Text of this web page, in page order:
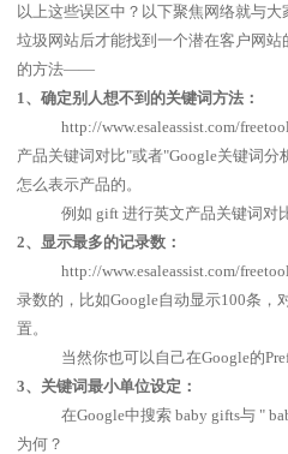
以上这些误区中？以下聚焦网络就与
垃圾网站后才能找到一个潜在客户网
的方法——
1、确定别人想不到的关键词方法：
http://www.esaleassist.com/
产品关键词对比"或者"Google关键词分
怎么表示产品的。
例如 gift 进行英文产品关键词对
2、显示最多的记录数：
http://www.esaleassist.com/
录数的，比如Google自动显示100条，
置。
当然你也可以自己在Google的
3、关键词最小单位设定：
在Google中搜索baby gifts与"
为何？